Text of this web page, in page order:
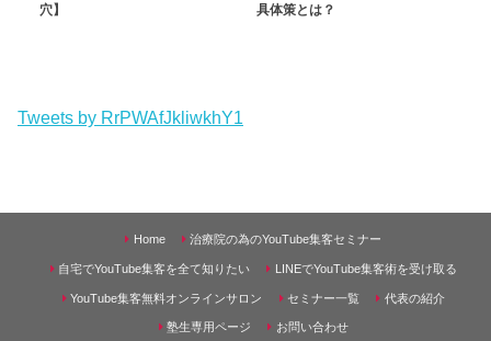
穴】
具体策とは？
Tweets by RrPWAfJkliwkhY1
Home 治療院の為のYouTube集客セミナー
自宅でYouTube集客を全て知りたい LINEでYouTube集客術を受け取る
YouTube集客無料オンラインサロン セミナー一覧 代表の紹介
塾生専用ページ お問い合わせ